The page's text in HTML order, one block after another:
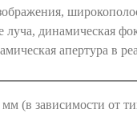
луча, динамическая
апертура в
(в зависимости от